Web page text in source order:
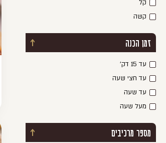
קל
קשה
כפתור פתיחת / סגירת מסנן
זמן הכנה
עד 15 דק׳
עד חצי שעה
עד שעה
מעל שעה
כפתור פתיחת / סגירת מסנן
מספר מרכיבים